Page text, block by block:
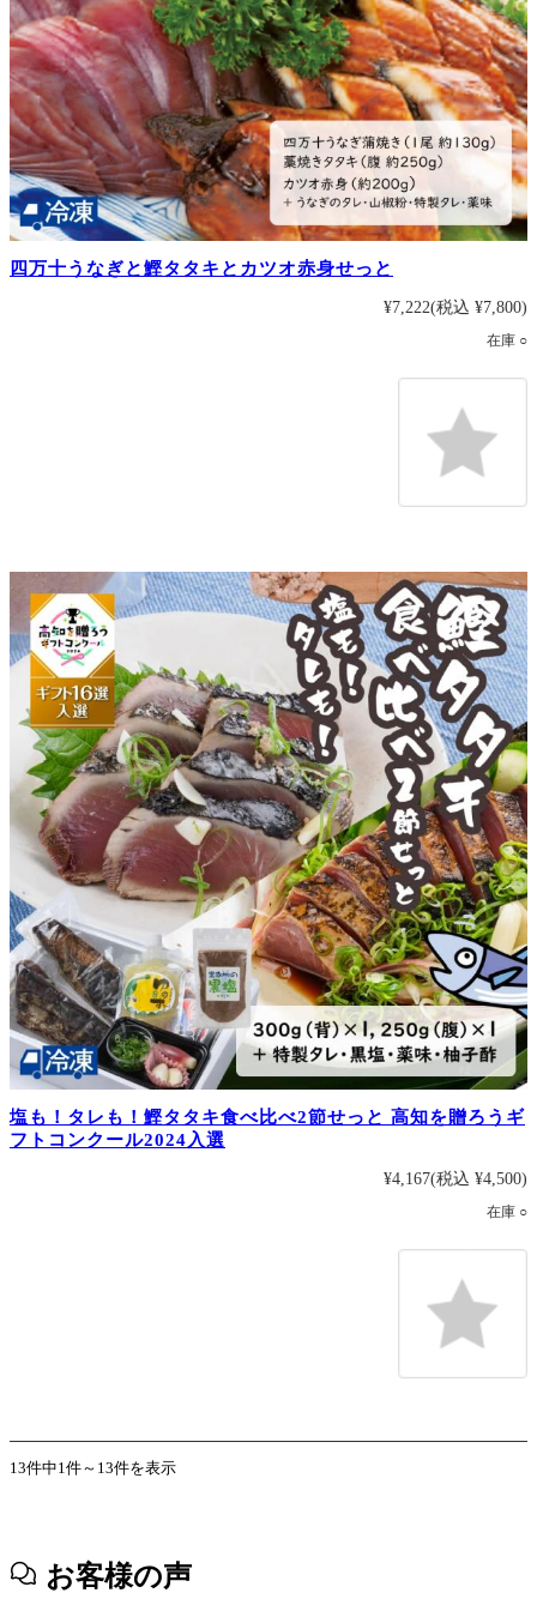
四万十うなぎと鰹タタキとカツオ赤身せっと
¥7,222(税込 ¥7,800)
在庫 ○
塩も！タレも！鰹タタキ食べ比べ2節せっと 高知を贈ろうギ
フトコンクール2024入選
¥4,167(税込 ¥4,500)
在庫 ○
13件中1件～13件を表示
お客様の声